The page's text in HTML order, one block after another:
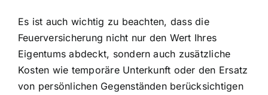
Es ist auch wichtig zu beachten, dass die
Feuerversicherung nicht nur den Wert Ihres
Eigentums abdeckt, sondern auch zusätzliche
Kosten wie temporäre Unterkunft oder den Ersatz
von persönlichen Gegenständen berücksichtigen